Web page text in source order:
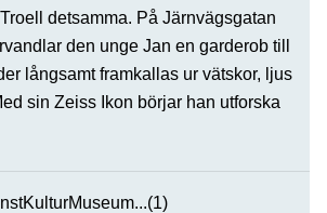
detsamma. På Järnvägsgatan
den unge Jan en garderob till
långsamt framkallas ur vätskor, ljus
sin Zeiss Ikon börjar han utforska
KulturMuseum...(1)